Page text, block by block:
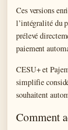
Ces versions
l’intégralité du
prélevé
paiement
CESU+ et
simplifie
souhaitent
Comment